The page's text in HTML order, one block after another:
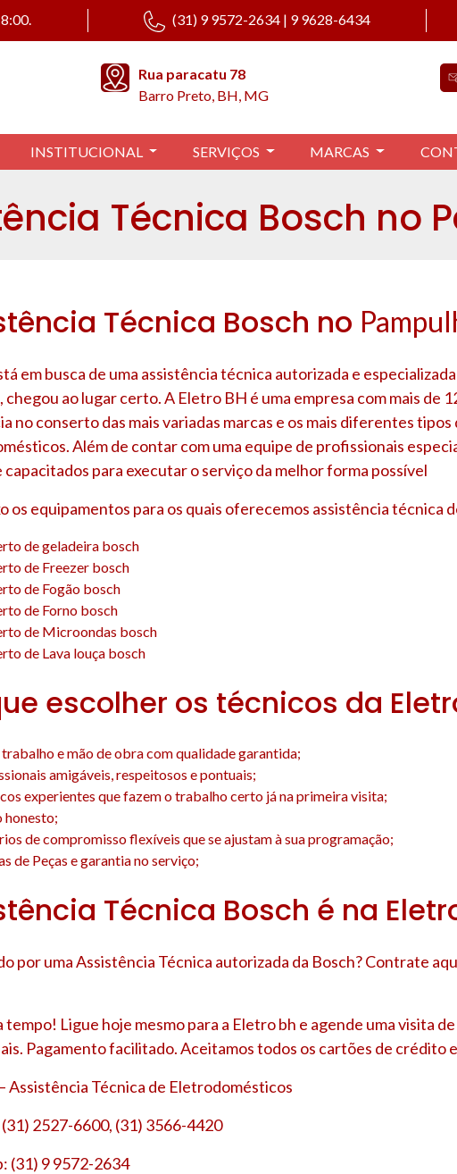
(31) 9 9572-2634 | 9 9628-6434
Rua paracatu 78
Barro Preto, BH, MG
INSTITUCIONAL SERVIÇOS MARCAS
Técnica Bosch no
Técnica Bosch no
em busca de uma assistência técnica autorizada e
, chegou ao lugar certo. A Eletro BH é uma empresa com mais de
no conserto das mais variadas marcas e os mais diferentes
Além de contar com uma equipe de profissionais
para executar o serviço da melhor forma possível
os equipamentos para os quais oferecemos assistência técnica
de geladeira bosch
de Freezer bosch
de Fogão bosch
de Forno bosch
de Microondas bosch
de Lava louça bosch
escolher os técnicos da
e mão de obra com qualidade garantida;
amigáveis, respeitosos e pontuais;
experientes que fazem o trabalho certo já na primeira visita;
honesto;
de compromisso flexíveis que se ajustam à sua programação;
de Peças e garantia no serviço;
Técnica Bosch é na
por uma Assistência Técnica autorizada da Bosch? Contrate
tempo! Ligue hoje mesmo para a Eletro bh e agende uma visita
Pagamento facilitado. Aceitamos todos os cartões de crédito
Assistência Técnica de Eletrodomésticos
2527-6600, (31) 3566-4420
(31) 9 9572-2634